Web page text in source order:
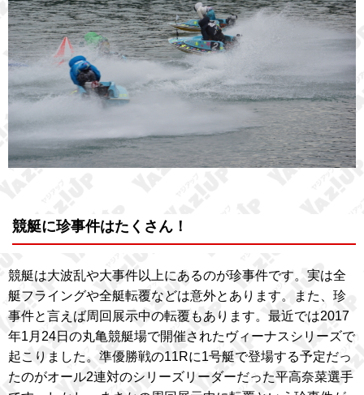
競艇に珍事件はたくさん！
競艇は大波乱や大事件以上にあるのが珍事件です。実は全
艇フライングや全艇転覆などは意外とあります。また、珍
事件と言えば周回展示中の転覆もあります。最近では2017
年1月24日の丸亀競艇場で開催されたヴィーナスシリーズで
起こりました。準優勝戦の11Rに1号艇で登場する予定だっ
たのがオール2連対のシリーズリーダーだった平高奈菜選手